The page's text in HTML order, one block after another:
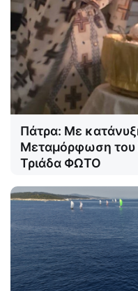
Πάτρα: Με
Μεταμόρφωση του
Τριάδα ΦΩΤΟ